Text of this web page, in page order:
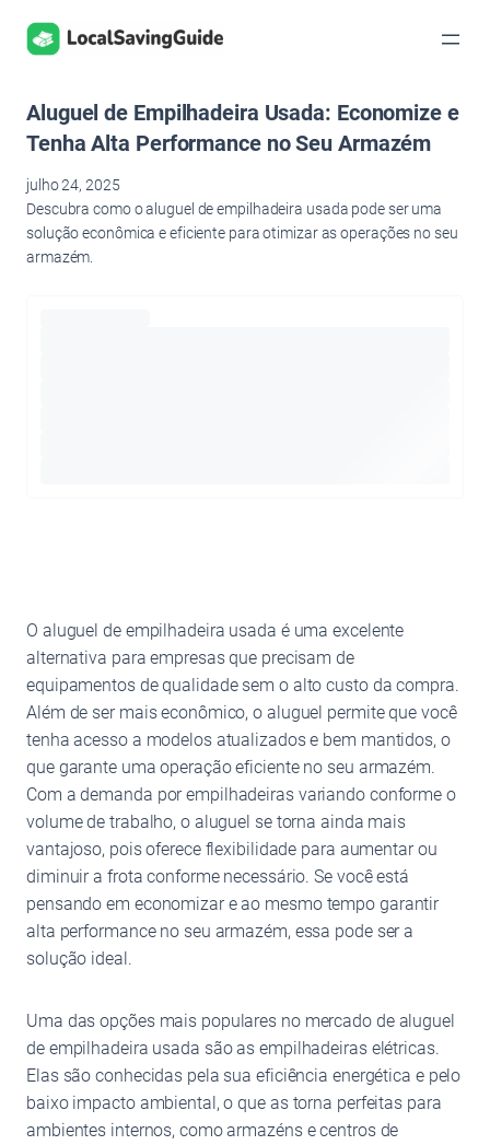
Pular
para
Aluguel de Empilhadeira Usada: Economize e
Tenha Alta Performance no Seu Armazém
julho 24, 2025
Descubra como o aluguel de empilhadeira usada pode ser uma
solução econômica e eficiente para otimizar as operações no seu
armazém.
O aluguel de empilhadeira usada é uma excelente
alternativa para empresas que precisam de
equipamentos de qualidade sem o alto custo da compra.
Além de ser mais econômico, o aluguel permite que você
tenha acesso a modelos atualizados e bem mantidos, o
que garante uma operação eficiente no seu armazém.
Com a demanda por empilhadeiras variando conforme o
volume de trabalho, o aluguel se torna ainda mais
vantajoso, pois oferece flexibilidade para aumentar ou
diminuir a frota conforme necessário. Se você está
pensando em economizar e ao mesmo tempo garantir
alta performance no seu armazém, essa pode ser a
solução ideal.
Uma das opções mais populares no mercado de aluguel
de empilhadeira usada são as empilhadeiras elétricas.
Elas são conhecidas pela sua eficiência energética e pelo
baixo impacto ambiental, o que as torna perfeitas para
ambientes internos, como armazéns e centros de